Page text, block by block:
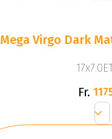
Mega Virgo Dark
Fr.